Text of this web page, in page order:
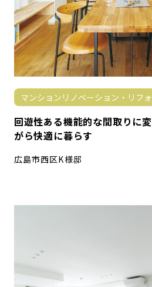
マンションリノベーション・リフ
回遊性ある機能的な間取りに
がら快適に暮らす
広島市西区K様邸